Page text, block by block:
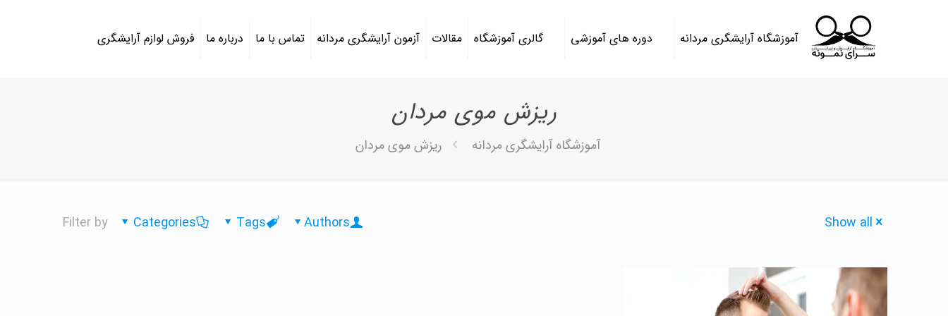
آموزشگاه آرایشگری مردانه دوره های آموزشی گالری آموزشگاه مقالات آزمون آرایشگری مردانه تماس با ما درباره ما فروش لوازم آرایشگری
ریزش موی مردان
آموزشگاه آرایشگری مردانه ریزش موی مردان
Filter by Categories Tags Authors Show all